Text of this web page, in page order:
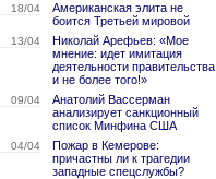
18/04
Американская элита не
боится Третьей мировой
13/04
Николай Арефьев: «Мое
мнение: идет имитация
деятельности правительства
и не более того!»
09/04
Анатолий Вассерман
анализирует санкционный
список Минфина США
04/04
Пожар в Кемерове:
причастны ли к трагедии
западные спецслужбы?